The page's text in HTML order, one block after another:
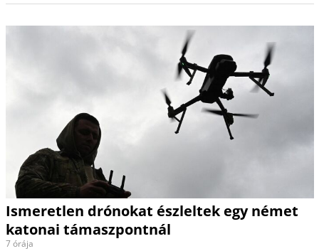
Ismeretlen drónokat észleltek egy német
katonai támaszpontnál
7 órája